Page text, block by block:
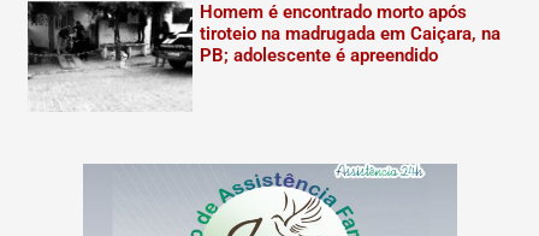
Homem é encontrado morto após
tiroteio na madrugada em Caiçara, na
PB; adolescente é apreendido